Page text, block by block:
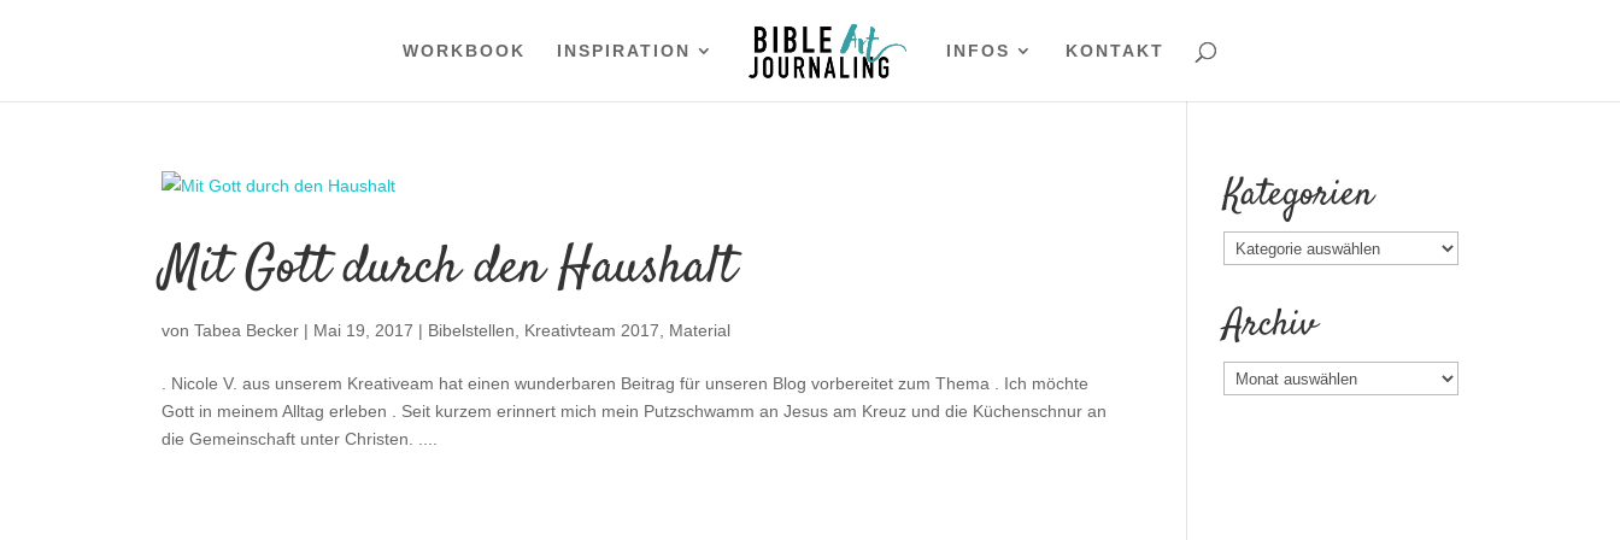
WORKBOOK INSPIRATION INFOS KONTAKT
Mit Gott durch den Haushalt
vonTabea Becker | Mai 19, 2017 | Bibelstellen, Kreativteam 2017, Material
. Nicole V. aus unserem Kreativeam hat einen wunderbaren Beitrag für unseren Blog vorbereitet zum Thema . Ich möchte
Gott in meinem Alltag erleben . Seit kurzem erinnert mich mein Putzschwamm an Jesus am Kreuz und die Küchenschnur an
die Gemeinschaft unter Christen. ....
Kategorien
Kategorien
Archiv
Archiv